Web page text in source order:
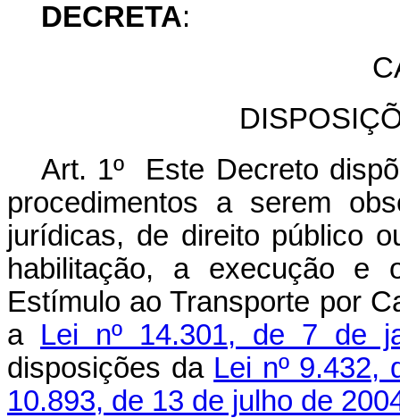
DECRETA:
Art. 1º Este Decreto
procedimentos a serem
jurídicas, de direito público
habilitação, a execução e
Estímulo ao Transporte por
a Lei nº 14.301, de 7 de
disposições da Lei nº 9.432,
10.893, de 13 de julho de